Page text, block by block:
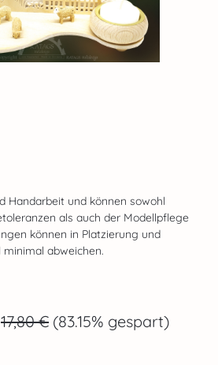
Handarbeit und können sowohl
als auch der Modellpflege
können in Platzierung und
abweichen.
Regulärer Preis:
17,80 € (83.15% gespart)